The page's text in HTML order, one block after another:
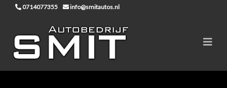
0714077355 info@smitautos.nl